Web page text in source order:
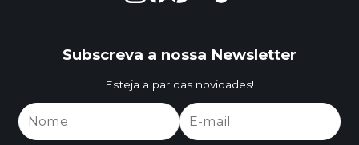
Subscreva a nossa Newsletter
Esteja a par das novidades!